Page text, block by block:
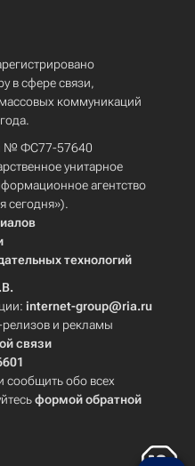
в сфере связи,
коммуникаций
№ ФС77-57640
унитарное
агентство
сегодня»).
технологий
internet-group@ria.ru
и рекламы
связи
сообщить обо всех
формой обратной